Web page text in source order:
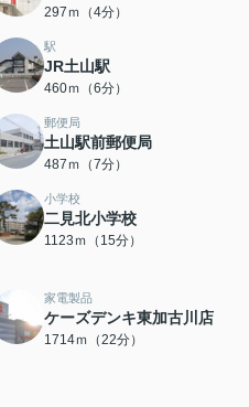
297ｍ（4分）
駅
JR土山駅
460ｍ（6分）
郵便局
土山駅前郵便局
487ｍ（7分）
小学校
二見北小学校
1123ｍ（15分）
家電製品
ケーズデンキ東加古川店
1714ｍ（22分）